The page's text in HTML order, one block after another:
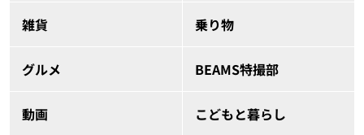
雑貨 乗り物
グルメ BEAMS特撮部
動画 こどもと暮らし